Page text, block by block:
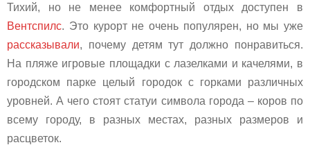
Тихий, но не менее комфортный отдых доступен в
Вентспилс. Это курорт не очень популярен, но мы уже
рассказывали, почему детям тут должно понравиться.
На пляже игровые площадки с лазелками и качелями, в
городском парке целый городок с горками различных
уровней. А чего стоят статуи символа города – коров по
всему городу, в разных местах, разных размеров и
расцветок.